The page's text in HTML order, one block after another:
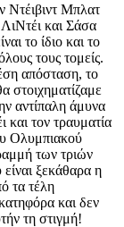
Ντέιβιντ Μπλατ
και Σάσα
το ίδιο και το
τους τομείς.
απόσταση, το
στοιχηματίζαμε
αντίπαλη άμυνα
και τον τραυματία
Ολυμπιακού
των τριών
ξεκάθαρα η
τα τέλη
και δεν
τη στιγμή!